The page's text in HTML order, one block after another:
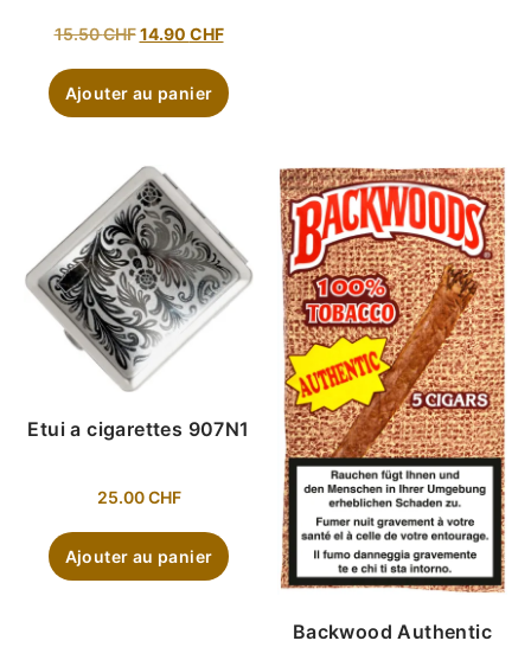
15.50CHF 14.90 CHF
Ajouter au panier
Etui a cigarettes 907N1
25.00CHF
Ajouter au panier
Backwood Authentic